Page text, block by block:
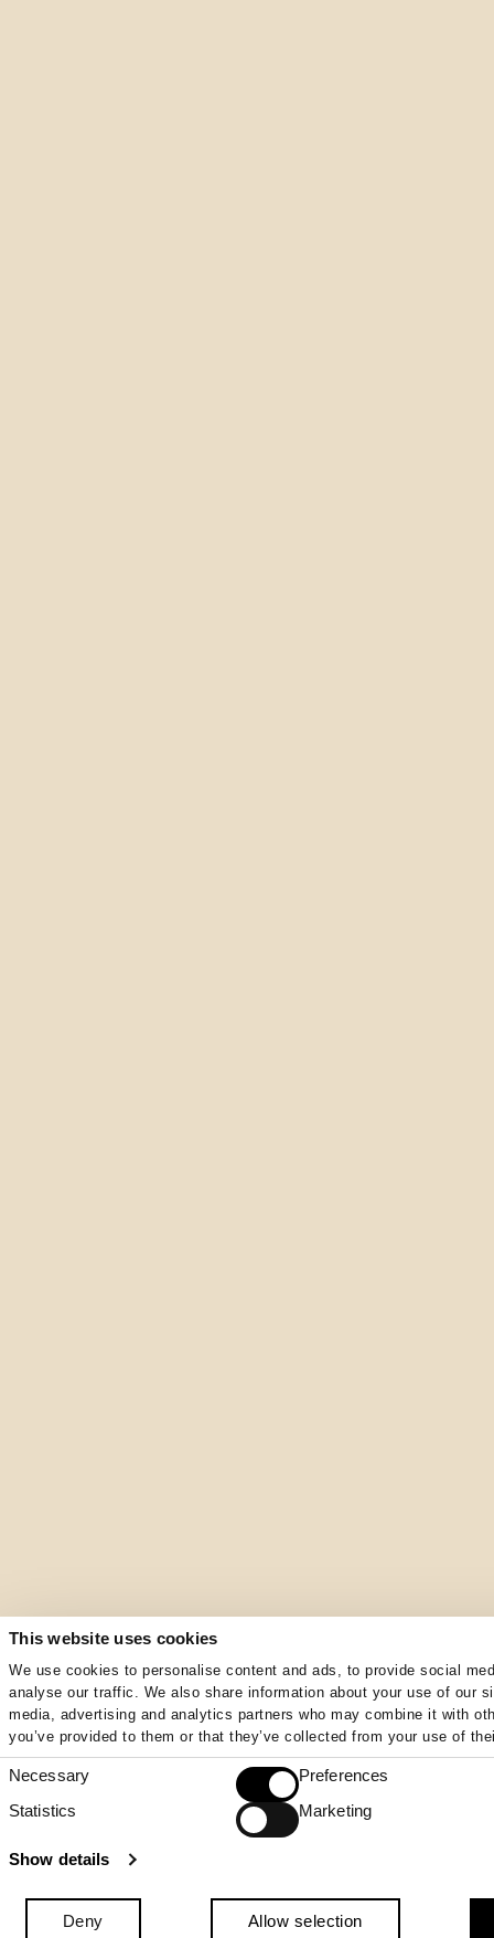
This website uses cookies
We use cookies to personalise content and ads, to provide social
analyse our traffic. We also share information about your use of our
media, advertising and analytics partners who may combine it with
you’ve provided to them or that they’ve collected from your use of
Consent
Selection
Necessary
Preferences
Statistics
Marketing
Show details
Allow selection
Deny